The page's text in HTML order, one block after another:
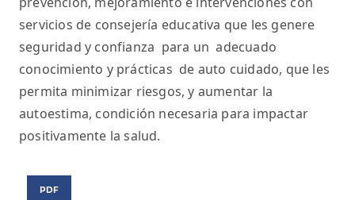
servicios de consejería educativa que les genere
seguridad y confianza para un adecuado
conocimiento y prácticas de auto cuidado, que les
permita minimizar riesgos, y aumentar la
autoestima, condición necesaria para impactar
positivamente la salud.
PDF